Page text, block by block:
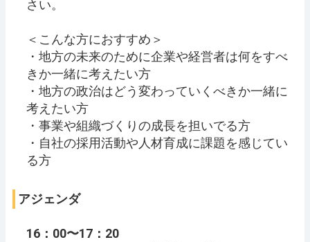
さい。
＜こんな方におすすめ＞
・地方の未来のために企業や経営者は何をすべ
きか一緒に考えたい方
・地方の政治はどう変わっていくべきか一緒に
考えたい方
・事業や組織づくりの成長を担いでる方
・自社の採用活動や人材育成に課題を感じてい
る方
アジェンダ
16：00〜17：20